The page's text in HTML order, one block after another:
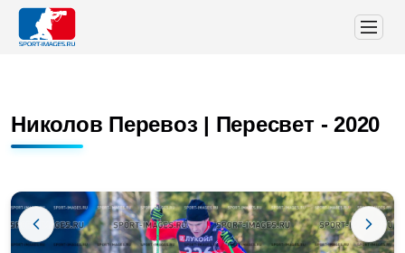
Николов Перевоз | Пересвет - 2020